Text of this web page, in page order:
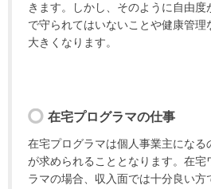
きます。しかし、そのように自由
で守られてはいないことや健康管
大きくなります。
在宅プログラマの仕事
在宅プログラマは個人事業主にな
が求められることとなります。在
ラマの場合、収入面では十分良い方